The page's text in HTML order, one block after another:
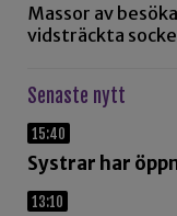
Massor av
vidsträckta
Senaste nytt
15:40
Systrar har
13:10